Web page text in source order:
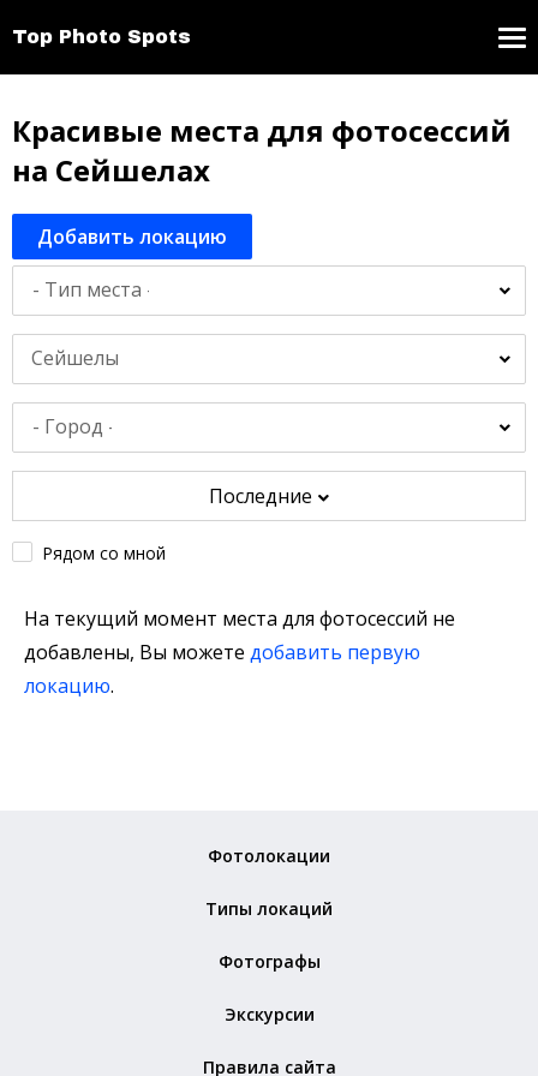
Top Photo Spots
Красивые места для фотосессий
на Сейшелах
Добавить локацию
Сейшелы
Последние
Рядом со мной
На текущий момент места для фотосессий не
добавлены, Вы можете добавить первую
локацию.
Фотолокации
Типы локаций
Фотографы
Экскурсии
Правила сайта